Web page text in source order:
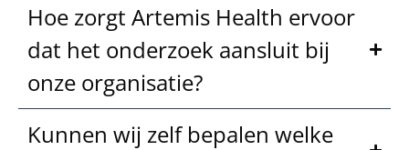
Hoe zorgt Artemis Health ervoor
dat het onderzoek aansluit bij
onze organisatie?
Kunnen wij zelf bepalen welke